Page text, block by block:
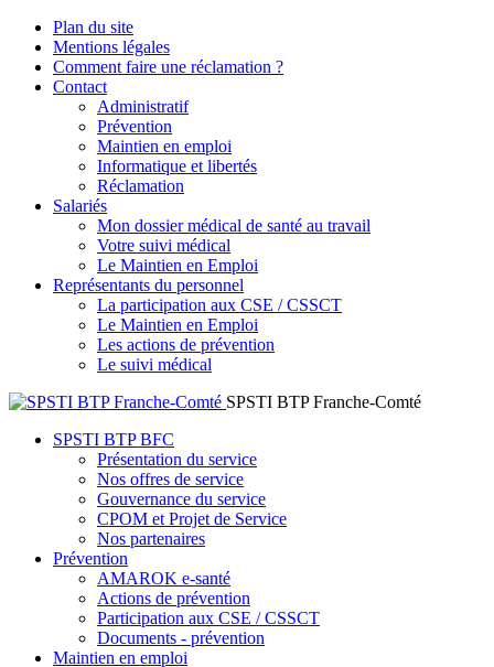
Plan du site
Mentions légales
Comment faire une réclamation ?
Contact
Administratif
Prévention
Maintien en emploi
Informatique et libertés
Réclamation
Salariés
Mon dossier médical de santé au travail
Votre suivi médical
Le Maintien en Emploi
Représentants du personnel
La participation aux CSE / CSSCT
Le Maintien en Emploi
Les actions de prévention
Le suivi médical
SPSTI BTP Franche-Comté
SPSTI BTP BFC
Présentation du service
Nos offres de service
Gouvernance du service
CPOM et Projet de Service
Nos partenaires
Prévention
AMAROK e-santé
Actions de prévention
Participation aux CSE / CSSCT
Documents - prévention
Maintien en emploi